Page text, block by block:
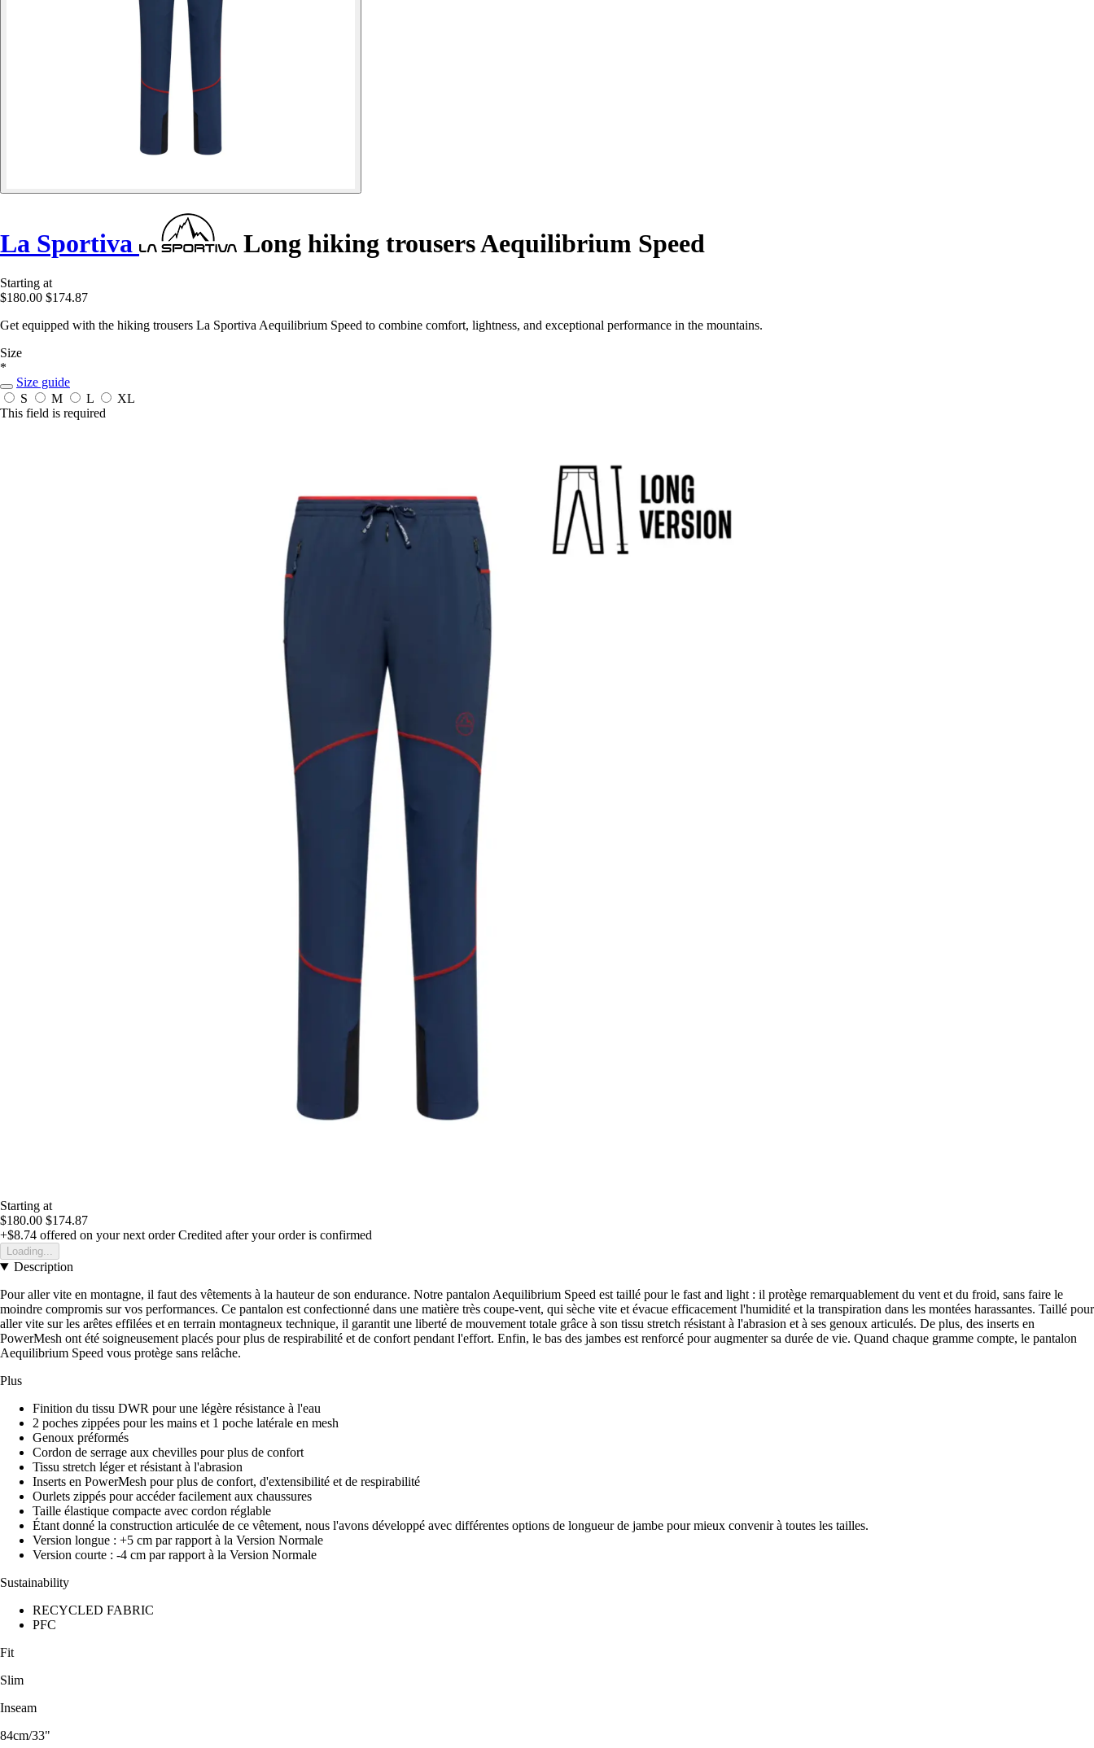
La Sportiva Long hiking trousers Aequilibrium Speed
Starting at
$180.00 $174.87
Get equipped with the hiking trousers La Sportiva Aequilibrium Speed to combine comfort, lightness, and exceptional performance in the mountains.
Size
*
Size guide
S
M L
XL
This field is required
Starting at
$180.00 $174.87
+$8.74 offered on your next order Credited after your order is confirmed
Loading...
Description
Pour aller vite en montagne, il faut des vêtements à la hauteur de son endurance. Notre pantalon Aequilibrium Speed est taillé pour le fast and light : il protège remarquablement du vent et du froid, sans faire le
moindre compromis sur vos performances. Ce pantalon est confectionné dans une matière très coupe-vent, qui sèche vite et évacue efficacement l'humidité et la transpiration dans les montées harassantes. Taillé pour
aller vite sur les arêtes effilées et en terrain montagneux technique, il garantit une liberté de mouvement totale grâce à son tissu stretch résistant à l'abrasion et à ses genoux articulés. De plus, des inserts en
PowerMesh ont été soigneusement placés pour plus de respirabilité et de confort pendant l'effort. Enfin, le bas des jambes est renforcé pour augmenter sa durée de vie. Quand chaque gramme compte, le pantalon
Aequilibrium Speed vous protège sans relâche.
Plus
Finition du tissu DWR pour une légère résistance à l'eau
2 poches zippées pour les mains et 1 poche latérale en mesh
Genoux préformés
Cordon de serrage aux chevilles pour plus de confort
Tissu stretch léger et résistant à l'abrasion
Inserts en PowerMesh pour plus de confort, d'extensibilité et de respirabilité
Ourlets zippés pour accéder facilement aux chaussures
Taille élastique compacte avec cordon réglable
Étant donné la construction articulée de ce vêtement, nous l'avons développé avec différentes options de longueur de jambe pour mieux convenir à toutes les tailles.
Version longue : +5 cm par rapport à la Version Normale
Version courte : -4 cm par rapport à la Version Normale
Sustainability
RECYCLED FABRIC
PFC
Fit
Slim
Inseam
84cm/33"